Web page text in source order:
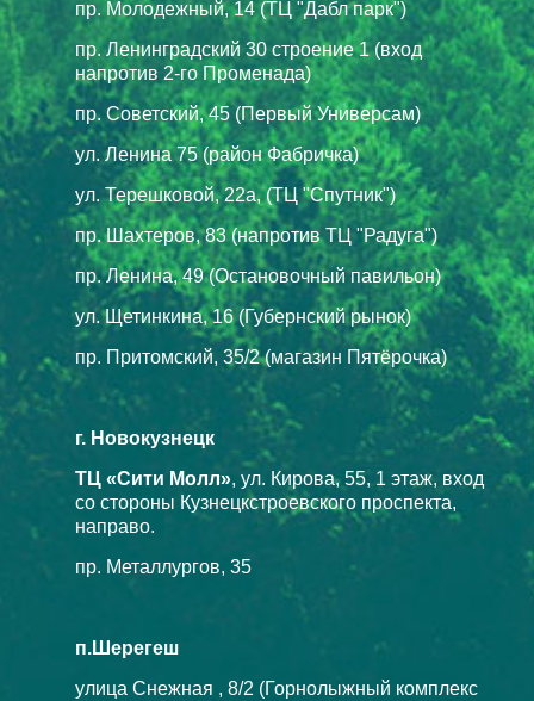
пр. Молодежный, 14 (ТЦ "Дабл парк")
пр. Ленинградский 30 строение 1 (вход
напротив 2-го Променада)
пр. Советский, 45 (Первый Универсам)
ул. Ленина 75 (район Фабричка)
ул. Терешковой, 22а, (ТЦ "Спутник")
пр. Шахтеров, 83 (напротив ТЦ "Радуга")
пр. Ленина, 49 (Остановочный павильон)
ул. Щетинкина, 16 (Губернский рынок)
пр. Притомский, 35/2 (магазин Пятёрочка)
г. Новокузнецк
ТЦ «Сити Молл», ул. Кирова, 55, 1 этаж, вход
со стороны Кузнецкстроевского проспекта,
направо.
пр. Металлургов, 35
п.Шерегеш
улица Снежная , 8/2 (Горнолыжный комплекс